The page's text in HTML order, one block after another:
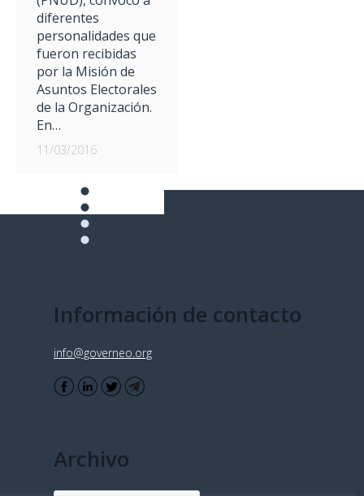
diferentes
personalidades que
fueron recibidas
por la Misión de
Asuntos Electorales
de la Organización.
En…
11/03/2016
Información de contacto
info@governeo.org
Archivo